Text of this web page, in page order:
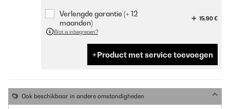
Verlengde garantie (+ 12
maanden)
15,90 €
Wat is inbegrepen?
Product met service toevoegen
Ook beschikbaar in andere omstandigheden